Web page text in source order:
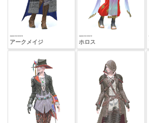
アークメイジ ホロス